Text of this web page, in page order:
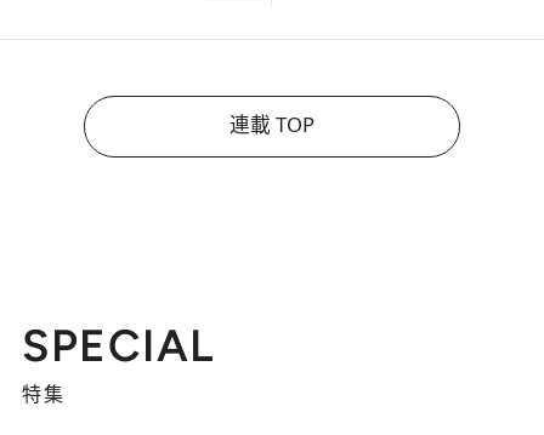
連載 TOP
SPECIAL
特集